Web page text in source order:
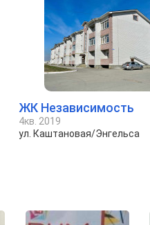
ЖК Независимость
4кв. 2019
ул. Каштановая/Энгельса